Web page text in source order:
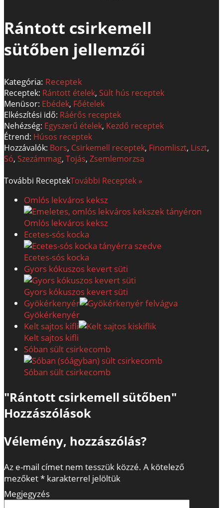
Rántott csirkemell
sütőben jellemzői
Kategória: Receptek
Receptek: Rántott ételek, Sült hús receptek
Menüsor: Ebédek, Főételek
Elkészítési idő: Ráérős receptek
Nehézség: Egyszerű ételek, Kezdő receptek
Étrend: Húsos receptek
Hozzávalók: Bors, Csirkemell receptek, Finomliszt, Liszt,
Só, Szezámmag, Tojás, Zsemlemorzsa
További ReceptekTovábbi Receptek »
Omlós lekváros keksz
Omlós lekváros keksz
Ecetes-sós kocka
Ecetes-sós kocka
Gyors kókuszos kevert süti
Gyors kókuszos kevert süti
Gyökérkenyér
Gyökérkenyér
Kelt sajtos kifli
Kelt sajtos kifli
Sóban sült csirkecomb
Sóban sült csirkecomb
"Rántott csirkemell sütőben"
Hozzászólások
Vélemény, hozzászólás?
Az e-mail címet nem tesszük közzé. A kötelező
mezőket* karakterrel jelöltük
Megjegyzés